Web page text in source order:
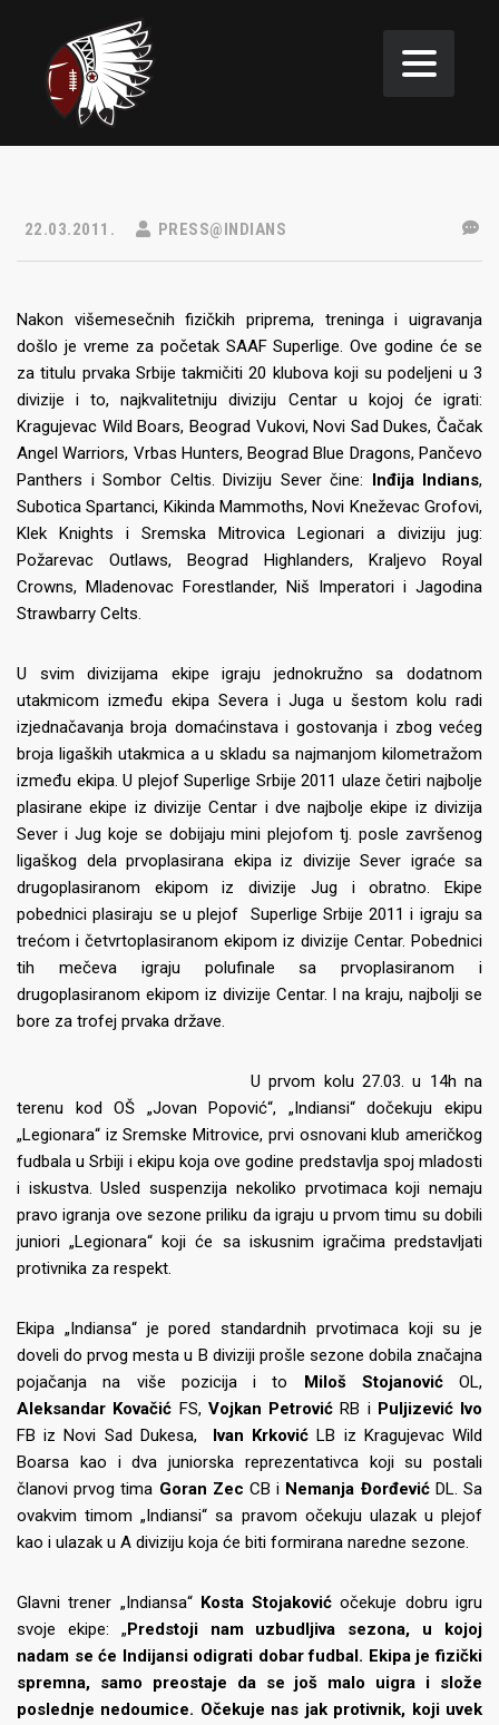
22.03.2011. PRESS@INDIANS
Nakon višemesečnih fizičkih priprema, treninga i uigravanja
došlo je vreme za početak SAAF Superlige. Ove godine će se
za titulu prvaka Srbije takmičiti 20 klubova koji su podeljeni u 3
divizije i to, najkvalitetniju diviziju Centar u kojoj će igrati:
Kragujevac Wild Boars, Beograd Vukovi, Novi Sad Dukes, Čačak
Angel Warriors, Vrbas Hunters, Beograd Blue Dragons, Pančevo
Panthers i Sombor Celtis. Diviziju Sever čine: Inđija Indians,
Subotica Spartanci, Kikinda Mammoths, Novi Kneževac Grofovi,
Klek Knights i Sremska Mitrovica Legionari a diviziju jug:
Požarevac Outlaws, Beograd Highlanders, Kraljevo Royal
Crowns, Mladenovac Forestlander, Niš Imperatori i Jagodina
Strawbarry Celts.
U svim divizijama ekipe igraju jednokružno sa dodatnom
utakmicom između ekipa Severa i Juga u šestom kolu radi
izjednačavanja broja domaćinstava i gostovanja i zbog većeg
broja ligaških utakmica a u skladu sa najmanjom kilometražom
između ekipa. U plejof Superlige Srbije 2011 ulaze četiri najbolje
plasirane ekipe iz divizije Centar i dve najbolje ekipe iz divizija
Sever i Jug koje se dobijaju mini plejofom tj. posle završenog
ligaškog dela prvoplasirana ekipa iz divizije Sever igraće sa
drugoplasiranom ekipom iz divizije Jug i obratno. Ekipe
pobednici plasiraju se u plejof Superlige Srbije 2011 i igraju sa
trećom i četvrtoplasiranom ekipom iz divizije Centar. Pobednici
tih mečeva igraju polufinale sa prvoplasiranom i
drugoplasiranom ekipom iz divizije Centar. I na kraju, najbolji se
bore za trofej prvaka države.
U prvom kolu 27.03. u 14h na
terenu kod OŠ „Jovan Popović“, „Indiansi“ dočekuju ekipu
„Legionara“ iz Sremske Mitrovice, prvi osnovani klub američkog
fudbala u Srbiji i ekipu koja ove godine predstavlja spoj mladosti
i iskustva. Usled suspenzija nekoliko prvotimaca koji nemaju
pravo igranja ove sezone priliku da igraju u prvom timu su dobili
juniori „Legionara“ koji će sa iskusnim igračima predstavljati
protivnika za respekt.
Ekipa „Indiansa“ je pored standardnih prvotimaca koji su je
doveli do prvog mesta u B diviziji prošle sezone dobila značajna
pojačanja na više pozicija i to Miloš StojanovićOL,
Aleksandar Kovačić FS, Vojkan Petrović RB iPuljizević Ivo
FB iz Novi Sad Dukesa, Ivan Krković LB iz Kragujevac Wild
Boarsa kao i dva juniorska reprezentativca koji su postali
članovi prvog tima Goran Zec CB i Nemanja ĐorđevićDL. Sa
ovakvim timom „Indiansi“ sa pravom očekuju ulazak u plejof
kao i ulazak u A diviziju koja će biti formirana naredne sezone.
Glavni trener „Indiansa“ Kosta Stojaković očekuje dobru igru
svoje ekipe: „Predstoji nam uzbudljiva sezona, u kojoj
nadam se će Indijansi odigrati dobar fudbal. Ekipa je fizički
spremna, samo preostaje da se još malo uigra i slože
poslednje nedoumice. Očekuje nas jak protivnik, koji uvek